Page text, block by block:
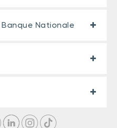
Nationale